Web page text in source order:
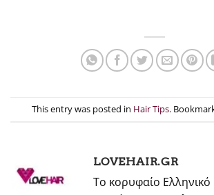
This entry was posted in Hair Tips.
LOVEHAIR.GR
Το κορυφαίο Ελληνικό